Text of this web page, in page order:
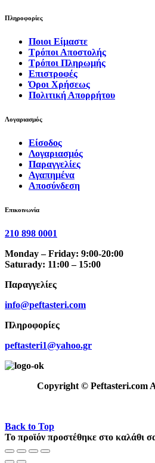
Πληροφορίες
Ποιοι Είμαστε
Τρόποι Αποστολής
Τρόποι Πληρωμής
Επιστροφές
Όροι Χρήσεως
Πολιτική Απορρήτου
Λογαριασμός
Είσοδος
Λογαριασμός
Παραγγελίες
Αγαπημένα
Αποσύνδεση
Επικοινωνία
210 898 0001
Monday – Friday: 9:00-20:00
Saturady: 11:00 – 15:00
Παραγγελίες
info@peftasteri.com
Πληροφορίες
peftasteri1@yahoo.gr
Copyright © Peftasteri.com
Back to Top
Το προϊόν προστέθηκε στο καλάθι